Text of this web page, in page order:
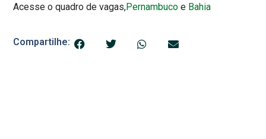
Acesse o quadro de vagas,Pernambuco e Bahia
Compartilhe: